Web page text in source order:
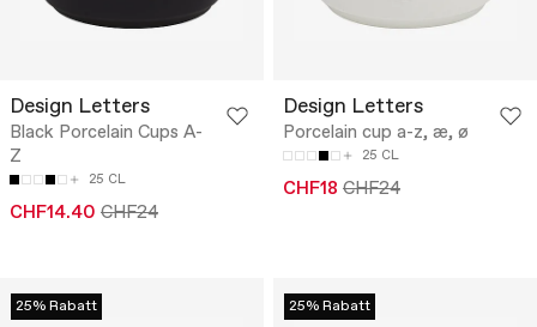
Design Letters
Black Porcelain Cups A-
Z
25 CL
CHF14.40 CHF24
Design Letters
Porcelain cup a-z, æ, ø
25 CL
CHF18 CHF24
25% Rabatt 25% Rabatt